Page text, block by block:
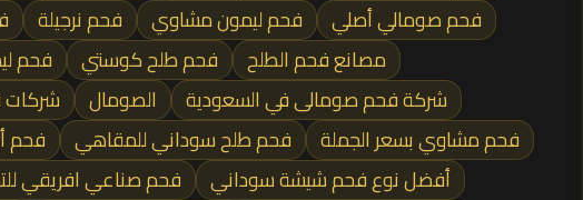
فحم صومالي أصلي
فحم ليمون مشاوي فحم نرجيلة
مصانع فحم الطلح
فحم طلح كوستي فحم
شركة فحم صومالى في السعودية
الصومال
فحم مشاوي بسعر الجملة
فحم طلح سوداني للمقاهي فحم
أفضل نوع فحم شيشة سوداني
فحم صناعي افريقي